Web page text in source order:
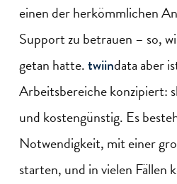
einen der herkömmlichen
Support zu betrauen – so,
getan hatte.twiindata aber
Arbeitsbereiche konzipiert:
und kostengünstig. Es
Notwendigkeit, mit einer
starten, und in vielen Fällen